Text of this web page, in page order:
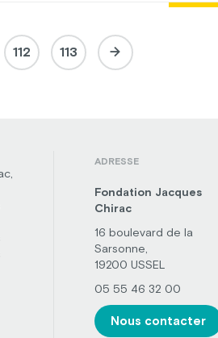
112 113
ADRESSE
Fondation Jacques
Chirac
16 boulevard de la
Sarsonne,
19200 USSEL
05 55 46 32 00
Nous contacter